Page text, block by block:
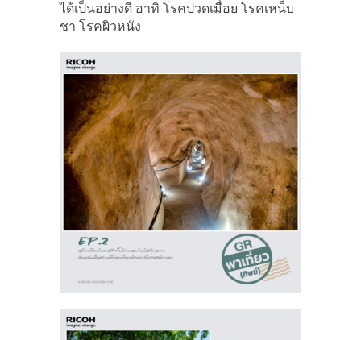
ได้เป็นอย่างดี อาทิ โรคปวดเมื่อย โรคเหน็บ
ชา โรคผิวหนัง